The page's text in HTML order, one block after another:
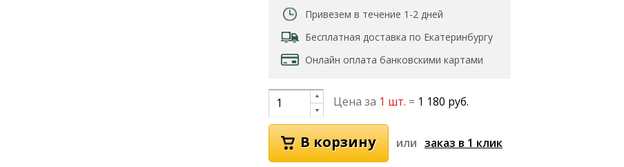
Привезем в течение 1-2 дней
Бесплатная доставка по Екатеринбургу
Онлайн оплата банковскими картами
Цена за 1 шт. = 1 180 руб.
или